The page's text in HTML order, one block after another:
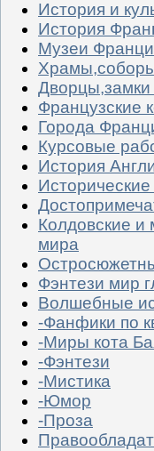
История и
История
Музеи
Французские
Города
Курсовые
История
Колдовские и
мира
Фэнтези мир
Волшебные
-Фанфики по
-Миры кота
-Фэнтези
-Мистика
-Юмор
-Проза